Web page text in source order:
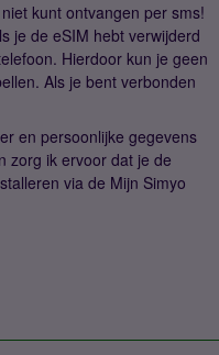
kunt ontvangen per sms!
je de eSIM hebt verwijderd
Hierdoor kun je geen
Als je bent verbonden
en persoonlijke gegevens
zorg ik ervoor dat je de
via de Mijn Simyo